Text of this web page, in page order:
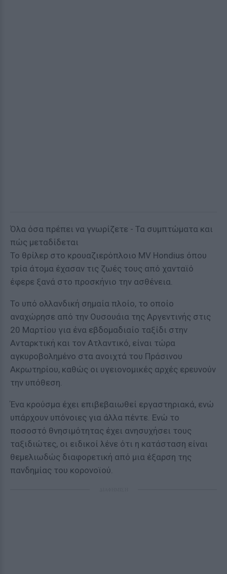
Όλα όσα πρέπει να γνωρίζετε - Τα συμπτώματα και
πώς μεταδίδεται
Το θρίλερ στο κρουαζιερόπλοιο MV Hondius όπου
τρία άτομα έχασαν τις ζωές τους από χανταϊό
έφερε ξανά στο προσκήνιο την ασθένεια.
Το υπό ολλανδική σημαία πλοίο, το οποίο
αναχώρησε από την Ουσουάια της Αργεντινής στις
20 Μαρτίου για ένα εβδομαδιαίο ταξίδι στην
Ανταρκτική και τον Ατλαντικό, είναι τώρα
αγκυροβολημένο στα ανοιχτά του Πράσινου
Ακρωτηρίου, καθώς οι υγειονομικές αρχές ερευνούν
την υπόθεση.
Ένα κρούσμα έχει επιβεβαιωθεί εργαστηριακά, ενώ
υπάρχουν υπόνοιες για άλλα πέντε. Ενώ το
ποσοστό θνησιμότητας έχει ανησυχήσει τους
ταξιδιώτες, οι ειδικοί λένε ότι η κατάσταση είναι
θεμελιωδώς διαφορετική από μια έξαρση της
πανδημίας του κορονοϊού.